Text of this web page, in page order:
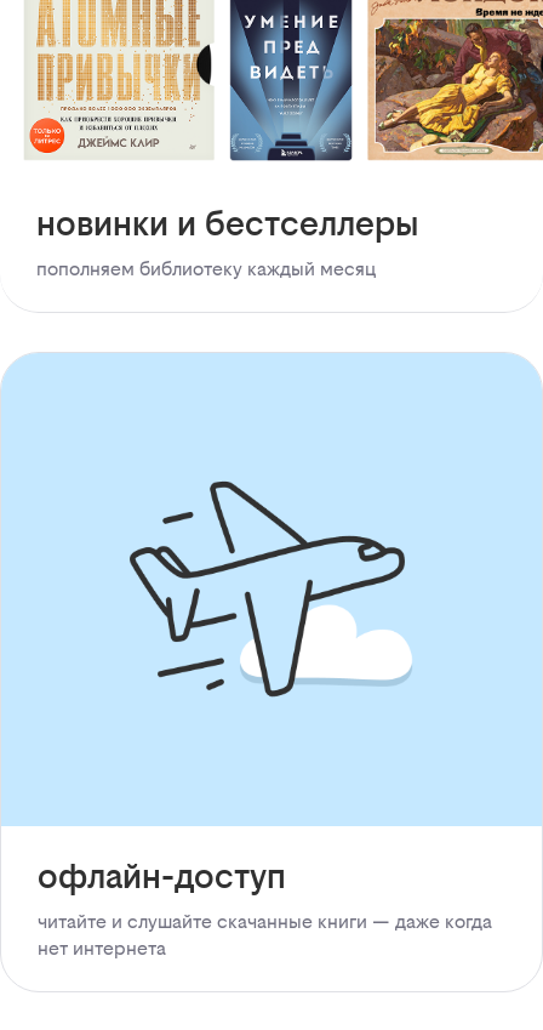
новинки и бестселлеры
пополняем библиотеку каждый месяц
офлайн-доступ
читайте и слушайте скачанные книги — даже когда
нет интернета